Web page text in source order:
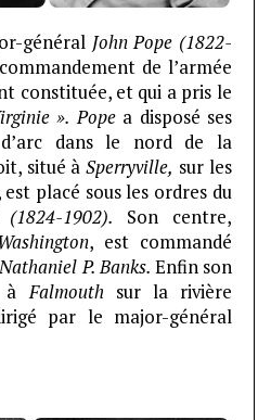
général John Pope (1822-
de l’armée
constituée, et qui a pris le
». Popea disposé ses
dans le nord de la
situé àSperryville, sur les
est placé sous les ordres du
1902). Son centre,
, est commandé
Nathaniel P. Banks. Enfin son
àFalmouth sur la rivière
par le major-général